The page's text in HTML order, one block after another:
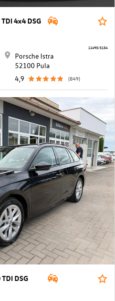
4x4 DSG
Porsche Istra
52100 Pula
4,9
(849)
11495/5154
DSG